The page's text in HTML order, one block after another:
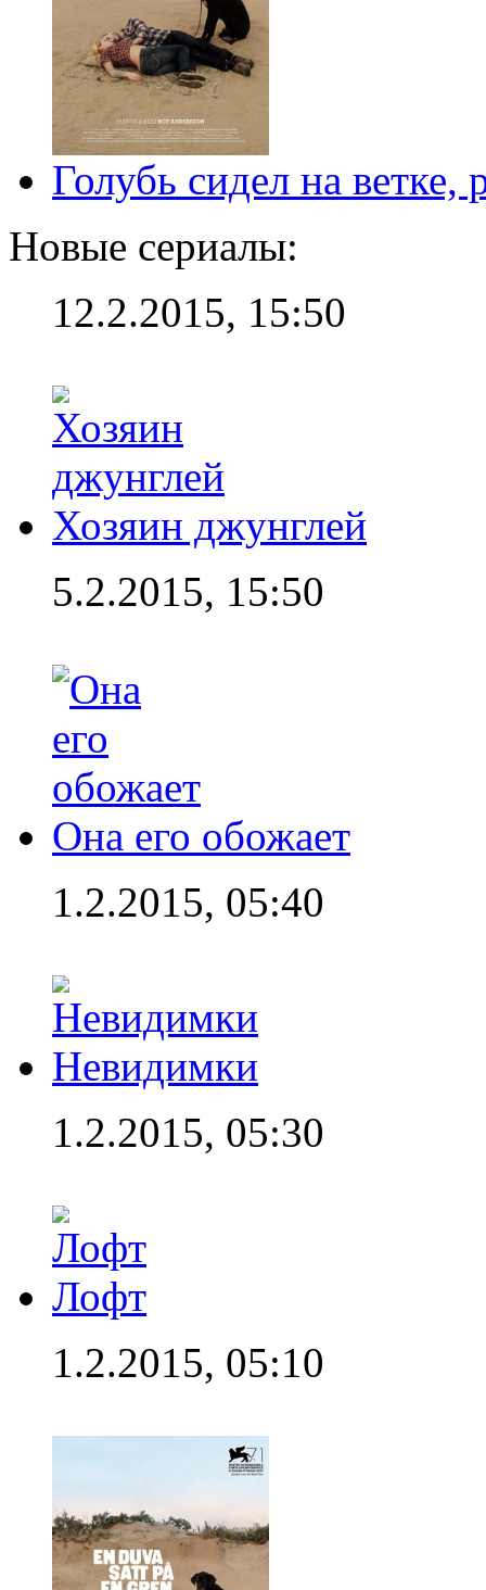
Голубь сидел на
Новые сериалы:
12.2.2015, 15:50
Хозяин джунглей
5.2.2015, 15:50
Она его обожает
1.2.2015, 05:40
Невидимки
1.2.2015, 05:30
Лофт
1.2.2015, 05:10